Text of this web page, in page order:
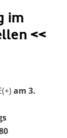
im
<<
am 3.